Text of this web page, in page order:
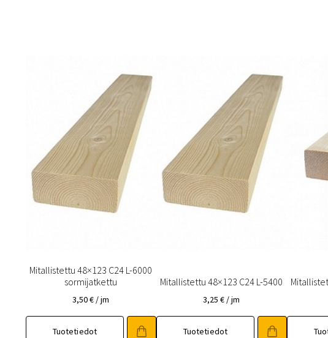
Mitallistettu 48×123 C24 L-6000
sormijatkettu
3,50€ / jm
Tuotetiedot
Mitallistettu 48×123 C24 L-5400
3,25€ / jm
Tuotetiedot